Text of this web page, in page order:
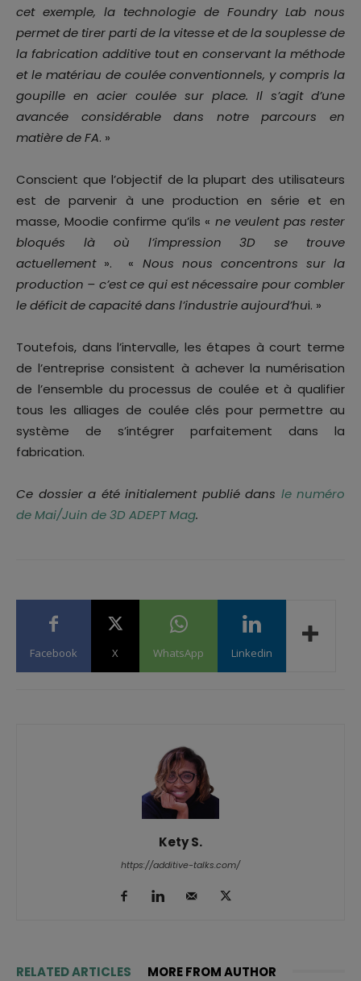
cet exemple, la technologie de Foundry Lab nous
permet de tirer parti de la vitesse et de la souplesse de
la fabrication additive tout en conservant la méthode
et le matériau de coulée conventionnels, y compris la
goupille en acier coulée sur place. Il s’agit d’une
avancée considérable dans notre parcours en
matière de FA. »
Conscient que l’objectif de la plupart des utilisateurs
est de parvenir à une production en série et en
masse, Moodie confirme qu’ils « ne veulent pas rester
bloqués là où l’impression 3D se trouve
actuellement». « Nous nous concentrons sur la
production – c’est ce qui est nécessaire pour combler
le déficit de capacité dans l’industrie aujourd’hui. »
Toutefois, dans l’intervalle, les étapes à court terme
de l’entreprise consistent à achever la numérisation
de l’ensemble du processus de coulée et à qualifier
tous les alliages de coulée clés pour permettre au
système de s’intégrer parfaitement dans la
fabrication.
Ce dossier a été initialement publié dans le numéro
de Mai/Juin de 3D ADEPT Mag.
Facebook X WhatsApp Linkedin
Kety S.
https://additive-talks.com/
RELATED ARTICLES MORE FROM AUTHOR